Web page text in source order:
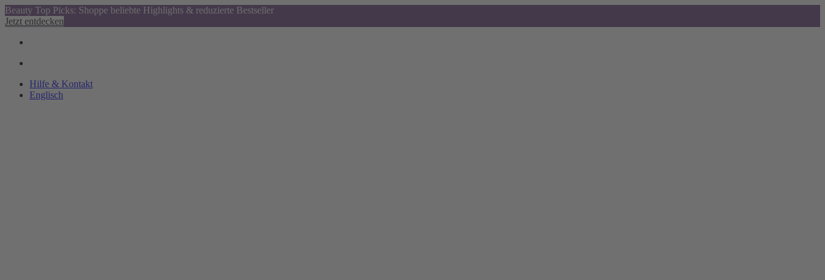
Beauty Top Picks: Shoppe beliebte Highlights & reduzierte Bestseller
Jetzt entdecken
Hilfe & Kontakt
Englisch